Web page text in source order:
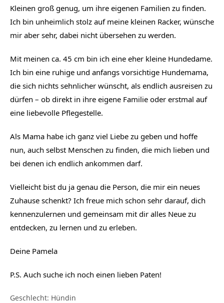
Kleinen groß genug, um ihre eigenen Familien zu finden.
Ich bin unheimlich stolz auf meine kleinen Racker, wünsche
mir aber sehr, dabei nicht übersehen zu werden.
Mit meinen ca. 45 cm bin ich eine eher kleine Hundedame.
Ich bin eine ruhige und anfangs vorsichtige Hundemama,
die sich nichts sehnlicher wünscht, als endlich ausreisen zu
dürfen – ob direkt in ihre eigene Familie oder erstmal auf
eine liebevolle Pflegestelle.
Als Mama habe ich ganz viel Liebe zu geben und hoffe
nun, auch selbst Menschen zu finden, die mich lieben und
bei denen ich endlich ankommen darf.
Vielleicht bist du ja genau die Person, die mir ein neues
Zuhause schenkt? Ich freue mich schon sehr darauf, dich
kennenzulernen und gemeinsam mit dir alles Neue zu
entdecken, zu lernen und zu erleben.
Deine Pamela
P.S. Auch suche ich noch einen lieben Paten!
Geschlecht: Hündin